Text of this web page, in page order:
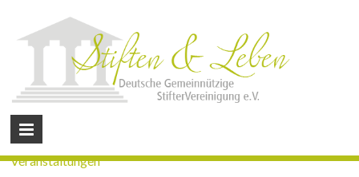
Veranstaltungen